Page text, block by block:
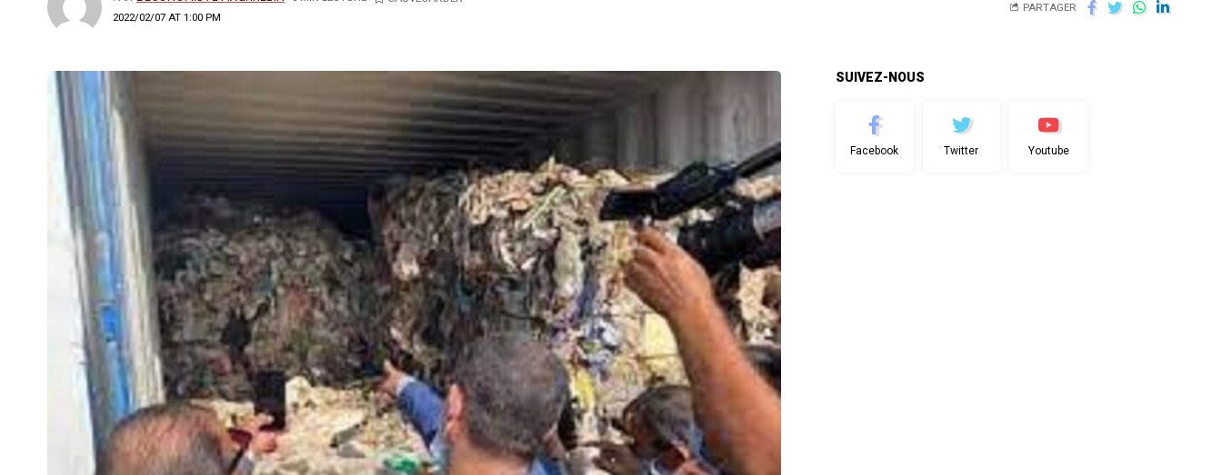
2022/02/07 AT 1:00 PM
PARTAGER
SUIVEZ-NOUS
Facebook Twitter Youtube